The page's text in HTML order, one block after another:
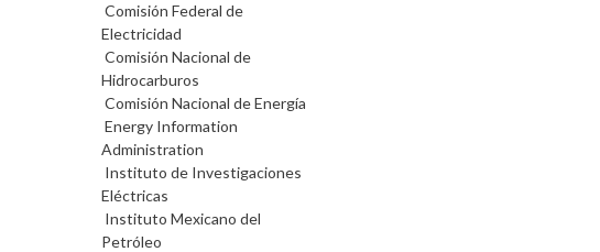
Comisión Federal de
Electricidad
Comisión Nacional de
Hidrocarburos
Comisión Nacional de Energía
Energy Information
Administration
Instituto de Investigaciones
Eléctricas
Instituto Mexicano del
Petróleo